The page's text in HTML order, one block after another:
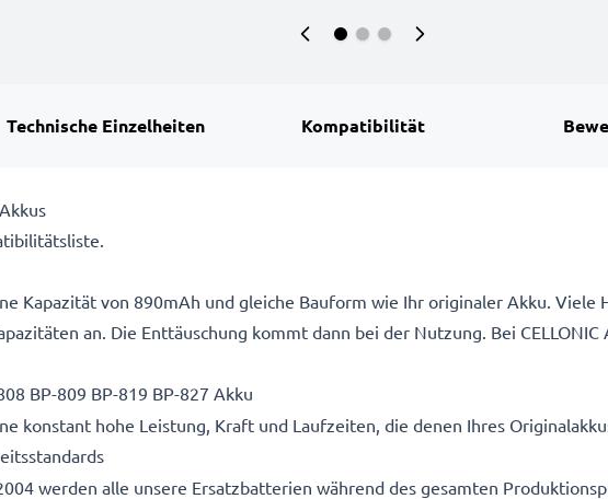
Technische Einzelheiten Kompatibilität
Kapazität von 890mAh und gleiche Bauform wie Ihr originaler Akku.
an. Die Enttäuschung kommt dann bei der Nutzung. Bei
BP-809 BP-819 BP-827 Akku
konstant hohe Leistung, Kraft und Laufzeiten, die denen Ihres
werden alle unsere Ersatzbatterien während des gesamten